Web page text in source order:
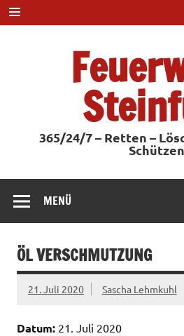
Zum
Inhalt
springen
365/24/7 – Retten –
Schützen
MENÜ
ÖL VERSCHMUTZUNG
21. Juli 2020 Sascha Lehmkuhl
Datum: 21. Juli 2020